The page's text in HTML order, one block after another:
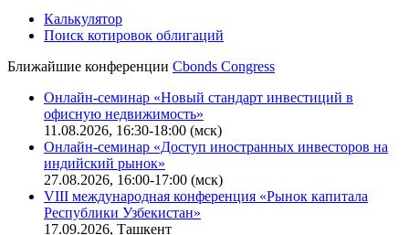
IT-аккредитация
Поиск котировок облигаций
Ближайшие конференцииCbonds Congress
Онлайн-семинар «Новый стандарт инвестиций в
офисную недвижимость»
11.08.2026, 16:30-18:00 (мск)
Онлайн-семинар «Доступ иностранных инвесторов на
индийский рынок»